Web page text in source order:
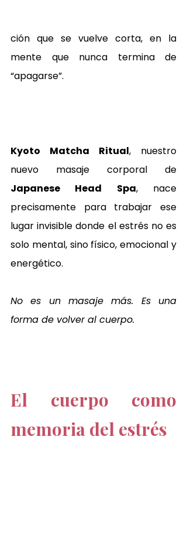
ción que se vuelve corta, en la
mente que nunca termina de
“apagarse”.
Kyoto Matcha Ritual, nuestro
Japanese Head Spa, nace
precisamente para trabajar ese
lugar invisible donde el estrés no es
solo mental, sino físico, emocional y
energético.
No es un masaje más. Es una
forma de volver al cuerpo.
El cuerpo como
memoria del estrés